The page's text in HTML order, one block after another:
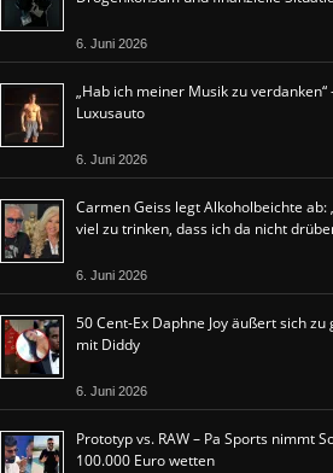
6. Juni 2026
„Hab ich meiner Musik zu
Luxusauto
6. Juni 2026
Carmen Geiss legt Alkoholbeichte ab:
viel zu trinken, dass ich da nicht
6. Juni 2026
50 Cent-Ex Daphne Joy äußert sich
mit Diddy
6. Juni 2026
Prototyp vs. RAW – Pa Sports nimmt
100.000 Euro wetten